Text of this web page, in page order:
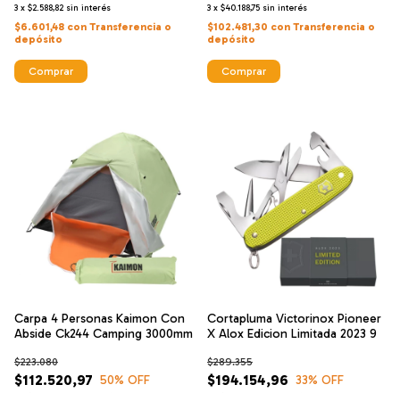
3 x $2.588,82 sin interés
$6.601,48 con Transferencia o
depósito
Comprar
3 x $40.188,75 sin interés
$102.481,30 con Transferencia o
depósito
Comprar
Carpa 4 Personas Kaimon Con
Abside Ck244 Camping 3000mm
$112.520,97
$223.080
50% OFF
Cortapluma Victorinox Pioneer
X Alox Edicion Limitada 2023 9
$194.154,96
$289.355
33% OFF